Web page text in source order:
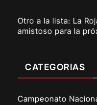
Otro a la lista: La
amistoso para la
CATEGORÍAS
Campeonato